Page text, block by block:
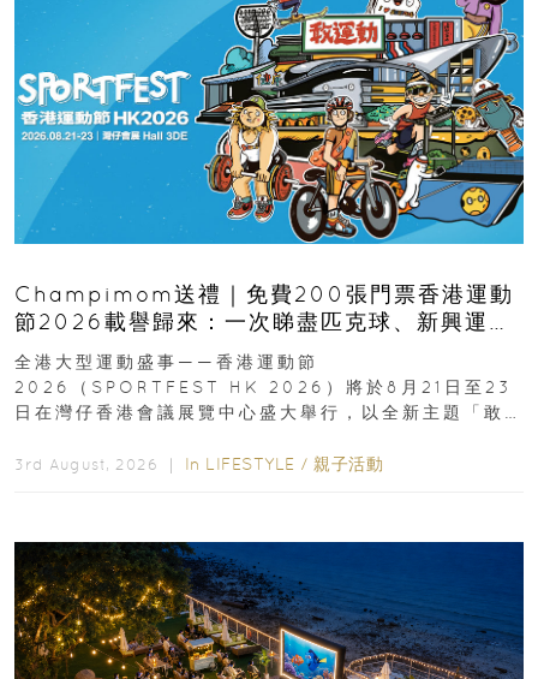
Champimom送禮｜免費200張門票香港運動
節2026載譽歸來：一次睇盡匹克球、新興運
動、街舞比賽＋逾百運動品牌展覽
全港大型運動盛事——香港運動節
2026（SPORTFEST HK 2026）將於8月21日至23
日在灣仔香港會議展覽中心盛大舉行，以全新主題「敢
3rd August, 2026 ｜ In LIFESTYLE / 親子活動